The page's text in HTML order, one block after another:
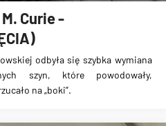
Curie -
odbyła sięszybka wymiana
szyn, które powodowały,
na „boki”.